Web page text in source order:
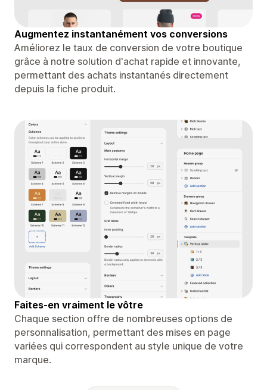
Augmentez instantanément vos conversions
Améliorez le taux de conversion de votre boutique
grâce à notre solution d'achat rapide et innovante,
permettant des achats instantanés directement
depuis la fiche produit.
Faites-en vraiment le vôtre
Chaque section offre de nombreuses options de
personnalisation, permettant des mises en page
variées qui correspondent au style unique de votre
marque.